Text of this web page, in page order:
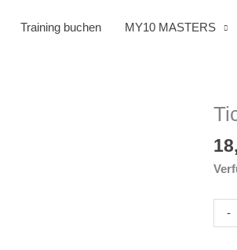
Training buchen MY10 MASTERS
-
KK-